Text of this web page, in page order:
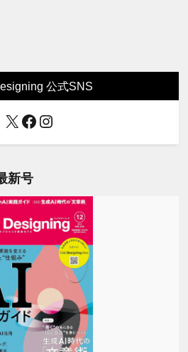
公式SNS
X Facebook
Instagram
新号